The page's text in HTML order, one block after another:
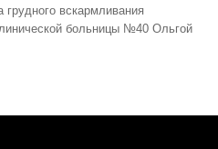
вскармливания
больницы №40 Ольгой